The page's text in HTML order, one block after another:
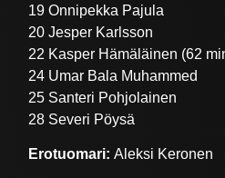
19 Onnipekka Pajula
20 Jesper Karlsson
22 Kasper Hämäläinen (62
24 Umar Bala Muhammed
25 Santeri Pohjolainen
28 Severi Pöysä
Erotuomari: Aleksi Keronen